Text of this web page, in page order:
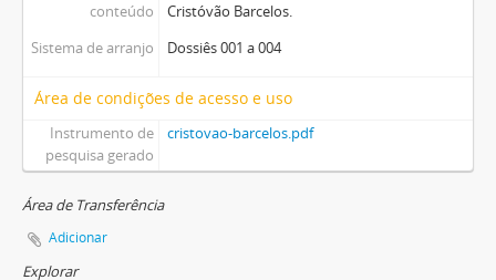
conteúdo
Cristóvão Barcelos.
Sistema de arranjo
Dossiês 001 a 004
Área de condições de acesso e uso
Instrumento de
pesquisa gerado
cristovao-barcelos.pdf
Área de Transferência
Adicionar
Explorar